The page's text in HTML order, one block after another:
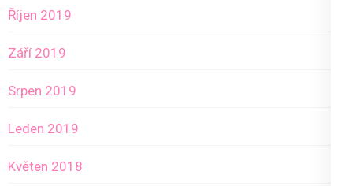
Říjen 2019
Září 2019
Srpen 2019
Leden 2019
Květen 2018